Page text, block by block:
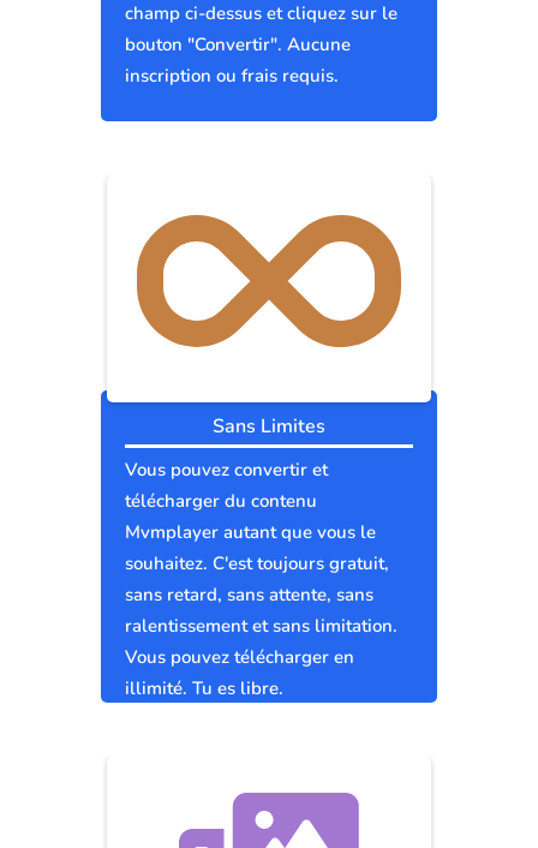
champ ci-dessus et cliquez sur le
bouton "Convertir". Aucune
inscription ou frais requis.
Sans Limites
Vous pouvez convertir et
télécharger du contenu
Mvmplayer autant que vous le
souhaitez. C'est toujours gratuit,
sans retard, sans attente, sans
ralentissement et sans limitation.
Vous pouvez télécharger en
illimité. Tu es libre.